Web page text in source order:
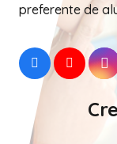
preferente de